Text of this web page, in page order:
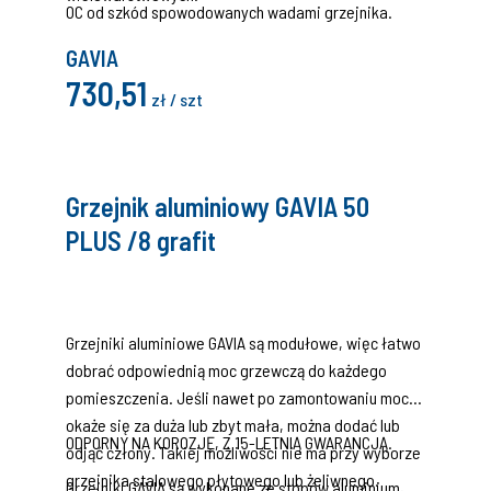
OC od szkód spowodowanych wadami grzejnika.
GAVIA
730,51 zł / szt
Grzejnik aluminiowy GAVIA 50
PLUS /8 grafit
Grzejniki aluminiowe GAVIA są modułowe, więc łatwo
dobrać odpowiednią moc grzewczą do każdego
pomieszczenia. Jeśli nawet po zamontowaniu moc
okaże się za duża lub zbyt mała, można dodać lub
odjąć człony. Takiej możliwości nie ma przy wyborze
grzejnika stalowego płytowego lub żeliwnego.
ODPORNY NA KOROZJĘ, Z 15-LETNIĄ GWARANCJĄ.